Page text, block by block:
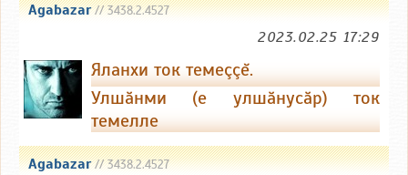
Agabazar// 3438.2.4527
2023.02.25 17:29
Яланхи ток темеççĕ.
Улшăнми (е улшăнусăр) ток
темелле
Agabazar// 3438.2.4527